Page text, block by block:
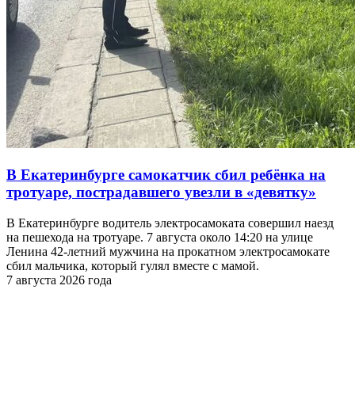
В Екатеринбурге самокатчик сбил ребёнка на
тротуаре, пострадавшего увезли в «девятку»
В Екатеринбурге водитель электросамоката совершил наезд
на пешехода на тротуаре. 7 августа около 14:20 на улице
Ленина 42-летний мужчина на прокатном электросамокате
сбил мальчика, который гулял вместе с мамой.
7 августа 2026 года